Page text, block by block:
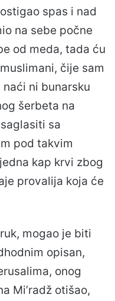
spas i nad
na sebe počne
od meda, tada ću
čije sam
ni bunarsku
šerbeta na
sa
pod takvim
kap krvi zbog
provalija koja će
mogao je biti
opisan,
onog
Mi’radž otišao,